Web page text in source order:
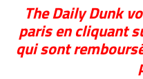
The Daily Dunk
paris en cliquant
qui sont